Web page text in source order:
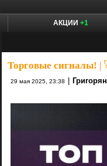
АКЦИИ +1
Торговые сигналы!
29 мая 2025, 23:38